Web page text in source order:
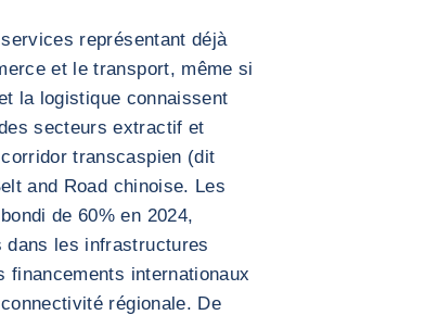
représentant déjà
et le transport, même si
la logistique connaissent
secteurs extractif et
transcaspien (dit
and Road chinoise. Les
de 60% en 2024,
les infrastructures
internationaux
régionale. De